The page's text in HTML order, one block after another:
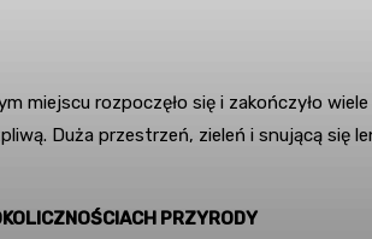
miejscu rozpoczęło się i zakończyło
Duża przestrzeń, zieleń i snującą się
PRZYRODY